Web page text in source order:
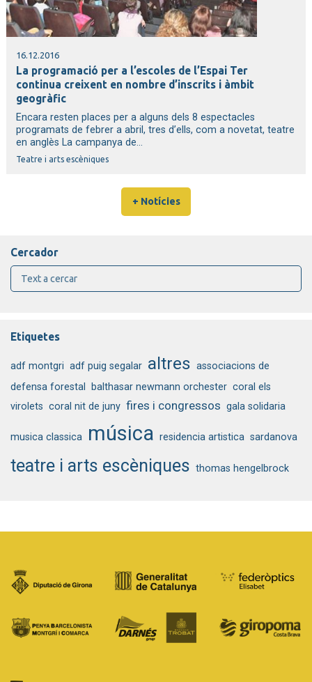
16.12.2016
La programació per a l’escoles de l’Espai Ter
continua creixent en nombre d’inscrits i àmbit
geogràfic
Encara resten places per a alguns dels 8 espectacles
programats de febrer a abril, tres d’ells, com a novetat, teatre
en anglès La campanya de...
Teatre i arts escèniques
+ Notícies
Cercador
Etiquetes
adf montgri adf puig segalar altres associacions de
defensa forestal
balthasar newmann orchester coral els
virolets coral nit de juny fires i congressos gala solidaria
musica classica música residencia artistica sardanova
teatre i arts escèniques thomas hengelbrock